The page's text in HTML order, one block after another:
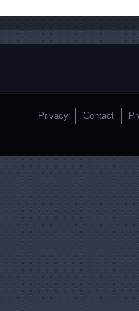
Privacy Contact